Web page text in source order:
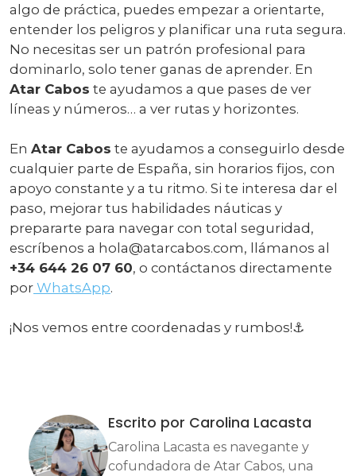
algo de práctica, puedes empezar a orientarte,
entender los peligros y planificar una ruta segura.
No necesitas ser un patrón profesional para
dominarlo, solo tener ganas de aprender. En
Atar Cabos te ayudamos a que pases de ver
líneas y números… a ver rutas y horizontes.
En Atar Cabos te ayudamos a conseguirlo desde
cualquier parte de España, sin horarios fijos, con
apoyo constante y a tu ritmo. Si te interesa dar el
paso, mejorar tus habilidades náuticas y
prepararte para navegar con total seguridad,
escríbenos a hola@atarcabos.com, llámanos al
+34 644 26 07 60, o contáctanos directamente
por WhatsApp.
¡Nos vemos entre coordenadas y rumbos!⚓
Escrito por Carolina Lacasta
Carolina Lacasta es navegante y
cofundadora de Atar Cabos, una